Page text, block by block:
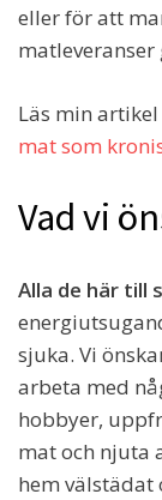
eller för att
matleveranser
Läs min
mat som
Vad vi
Alla de här till
sjuka. Vi
arbeta med
hobbyer,
mat och njuta
hem välstädat